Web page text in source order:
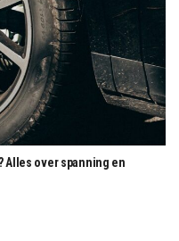
Alles over spanning en